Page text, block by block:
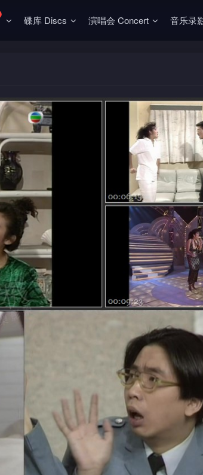
碟库 Discs 演唱会 Concert 音乐录